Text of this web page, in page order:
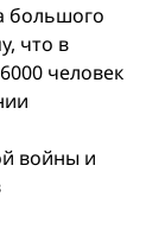
большого
что в
человек
вой­ны и